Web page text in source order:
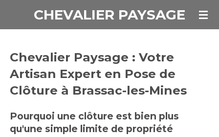
CHEVALIER PAYSAGE
Chevalier Paysage : Votre
Artisan Expert en Pose de
Clôture à Brassac-les-Mines
Pourquoi une clôture est bien plus
qu'une simple limite de propriété